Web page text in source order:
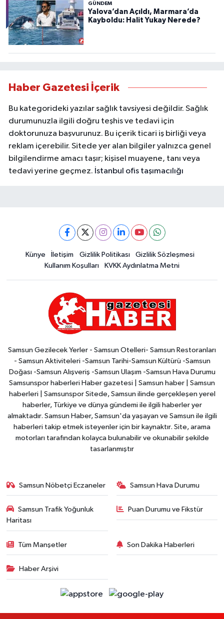
GÜNDEM
Yalova’dan Açıldı, Marmara’da
Kayboldu: Halit Yukay Nerede?
Haber Gazetesi İçerik
Bu kategorideki yazılar sağlık tavsiyesi değildir. Sağlık
durumunuzla ilgili doğru teşhis ve tedavi için
doktorunuza başvurunuz. Bu içerik ticari iş birliği veya
reklam içerebilir. Sitede yer alan bilgiler yalnızca genel
bilgilendirme amacı taşır; kişisel muayene, tanı veya
tedavi yerine geçmez. İstanbul ofis taşımacılığı
Künye İletişim Gizlilik Politikası
Gizlilik Sözleşmesi
Kullanım Koşulları
KVKK Aydınlatma Metni
Samsun Gezilecek Yerler - Samsun Otelleri- Samsun Restoranları
- Samsun Aktiviteleri -Samsun Tarihi-Samsun Kültürü -Samsun
Doğası -Samsun Alışveriş -Samsun Ulaşım -Samsun Hava Durumu
Samsunspor haberleri Haber gazetesi | Samsun haber | Samsun
haberleri | Samsunspor Sitede, Samsun ilinde gerçekleşen yerel
haberler, Türkiye ve dünya gündemi ile ilgili haberler yer
almaktadır. Samsun Haber, Samsun'da yaşayan ve Samsun ile ilgili
haberleri takip etmek isteyenler için bir kaynaktır. Site, arama
motorları tarafından kolayca bulunabilir ve okunabilir şekilde
tasarlanmıştır
Samsun Nöbetçi Eczaneler Samsun Hava Durumu
Samsun Trafik Yoğunluk
Haritası
Puan Durumu ve Fikstür
Tüm Manşetler Son Dakika Haberleri
Haber Arşivi